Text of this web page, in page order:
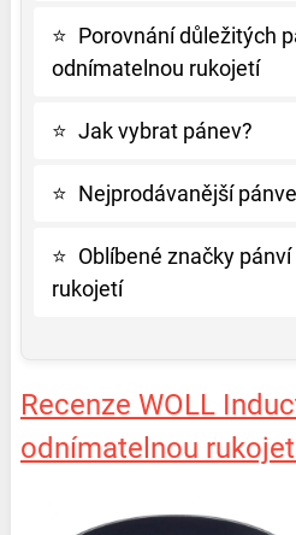
⭐ Porovnání důležitých
odnímatelnou rukojetí
⭐ Jak vybrat pánev?
⭐ Nejprodávanější
⭐ Oblíbené značky
rukojetí
Recenze WOLL
odnímatelnou